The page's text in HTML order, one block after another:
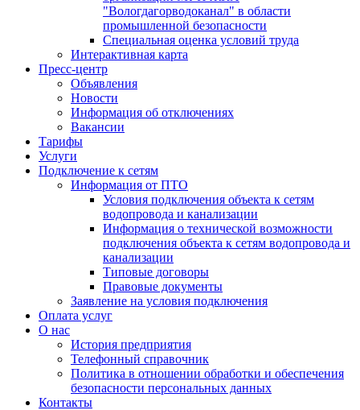
"Вологдагорводоканал" в области
промышленной безопасности
Специальная оценка условий труда
Интерактивная карта
Пресс-центр
Объявления
Новости
Информация об отключениях
Вакансии
Тарифы
Услуги
Подключение к сетям
Информация от ПТО
Условия подключения объекта к сетям
водопровода и канализации
Информация о технической возможности
подключения объекта к сетям водопровода и
канализации
Типовые договоры
Правовые документы
Заявление на условия подключения
Оплата услуг
О нас
История предприятия
Телефонный справочник
Политика в отношении обработки и обеспечения
безопасности персональных данных
Контакты